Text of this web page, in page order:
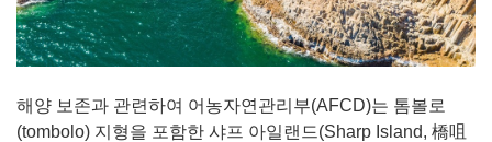
해양 보존과 관련하여 어농자연관리부(AFCD)는 톰볼로
(tombolo) 지형을 포함한 샤프 아일랜드(Sharp Island, 橋咀